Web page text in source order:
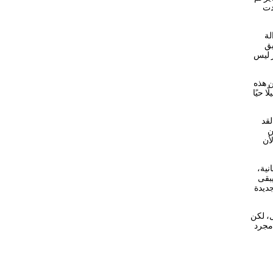
ليس
هذه
حيًا
جديدة
لكن
ثورة 25 يناير ليست مجرد